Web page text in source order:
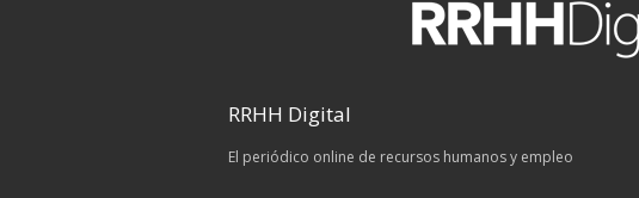
RRHH Digital
El periódico online de recursos humanos y empleo